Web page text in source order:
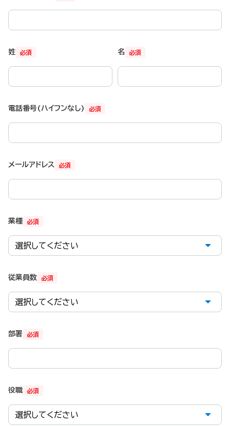
必須
姓 必須
名
必須
電話番号(ハイフンなし)
必須
メールアドレス
必須
業種
必須
従業員数
必須
部署
必須
役職